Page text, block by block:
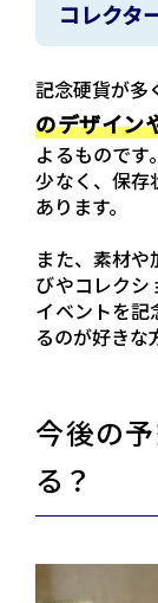
コレクタ
記念硬貨が多
のデザイン
よるもので
少なく、保存
あります。
また、素材
びやコレクシ
イベントを記
るのが好きな
今後の
る？